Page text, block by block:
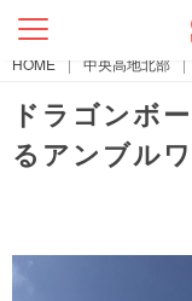
HOME | 中央高地北部 |
ドラゴンボ
るアンブル